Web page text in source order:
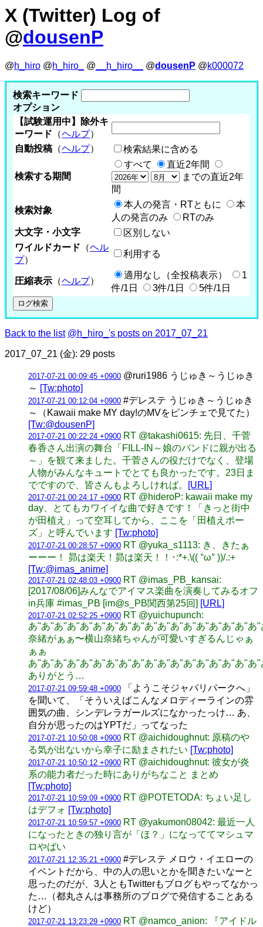
X (Twitter) Log of
@dousenP
@h_hiro @h_hiro_ @ __h_hiro__ @dousenP @k000072
検索キーワード
オプション
【試験運用中】除外キ
ーワード （ヘルプ）
自動投稿 （ヘルプ） 検索結果に含める
検索する期間
すべて
直近2年間
までの直近2年
間
検索対象
本人の発言・RTともに
本
人の発言のみ
RTのみ
大文字・小文字
区別しない
ワイルドカード （ヘル
プ）
利用する
圧縮表示 （ヘルプ）
適用なし（全投稿表示）
1
件/1日
3件/1日 5件/1日
Back to the list @h_hiro_'s posts on 2017_07_21
2017_07_21 (金): 29 posts
2017-07-21 00:09:45 +0900 @ruri1986 うじゅき～うじゅき
～ [Tw:photo]
2017-07-21 00:12:04 +0900 #デレステ うじゅき～うじゅき
～（Kawaii make MY day!のMVをピンチェで見てた）
[Tw:@dousenP]
2017-07-21 00:22:24 +0900 RT @takashi0615: 先日、千菅
春香さん出演の舞台「FILL-IN～娘のバンドに親が出る
～」を観て来ました。千菅さんの役だけでなく、登場
人物がみんなキュートでとても良かったです。23日ま
でですので、皆さんもよろしければ。
[URL]
2017-07-21 00:24:17 +0900 RT @hideroP: kawaii make my
day、とてもカワイイな曲で好きです！「きっと街中
が田植え」って空耳してから、ここを「田植えポー
ズ」と呼んでいます [Tw:photo]
2017-07-21 00:28:57 +0900 RT @yuka_s1113: き、きたぁ
ーーー！ 昴は楽天！昴は楽天！！･:*+.\(( °ω° ))/.:+
[Tw:@imas_anime]
2017-07-21 02:48:03 +0900 RT @imas_PB_kansai:
[2017/08/06]みんなでアイマス楽曲を演奏してみるオフ
in兵庫 #imas_PB [im@s_PB関西第25回] [URL]
2017-07-21 02:52:25 +0900 RT @yuichupunch:
あ"あ"あ"あ"あ"あ"あ"あ"あ"あ"あ"あ"あ"あ"あ"あ"あ"あ
奈緒がぁぁ〜横山奈緒ちゃんが可愛いすぎるんじゃぁ
ぁぁ
あ"あ"あ"あ"あ"あ"あ"あ"あ"あ"あ"あ"あ"あ"あ"あ"あ"あ
ありがとう…
2017-07-21 09:59:48 +0900 「ようこそジャパリパークへ」
を聞いて、「そういえばこんなメロディーラインの雰
囲気の曲、シンデレラガールズになかったっけ… あ、
自分が思ったのはYPTだ」ってなった
2017-07-21 10:50:08 +0900 RT @aichidoughnut: 原稿のや
る気が出ないから幸子に励まされたい [Tw:photo]
2017-07-21 10:50:12 +0900 RT @aichidoughnut: 彼女が炎
系の能力者だった時にありがちなこと まとめ
[Tw:photo]
2017-07-21 10:59:09 +0900 RT @POTETODA: ちょい足し
はデフォ [Tw:photo]
2017-07-21 10:59:57 +0900 RT @yakumon08042: 最近一人
になったときの独り言が「ほ？」になっててマシュマ
ロやばい
2017-07-21 12:35:21 +0900 #デレステ メロウ・イエローの
イベントだから、中の人の思いとかを聞きたいなーと
思ったのだが、3人ともTwitterもブログもやってなかっ
た…（都丸さんは事務所のブログで発信することある
けど）
2017-07-21 13:23:29 +0900 RT @namco_anion: 『アイドル